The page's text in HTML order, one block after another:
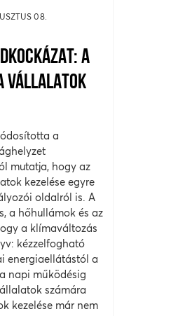
08.
A
VÁLLALATOK
a
mutatja, hogy az
kezelése egyre
oldalról is. A
a hőhullámok és az
a klímaváltozás
kézzelfogható
energiaellátástól a
napi működésig
számára
kezelése már nem